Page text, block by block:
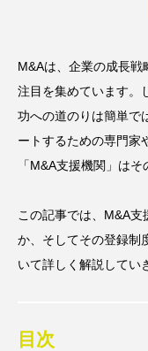
M&Aは、企業の成長
注目を集めています。
功への道のりは簡単で
ートするための専門家
「M&A支援機関」は
この記事では、M&A
か、そしてその登録制
いて詳しく解説してい
目次